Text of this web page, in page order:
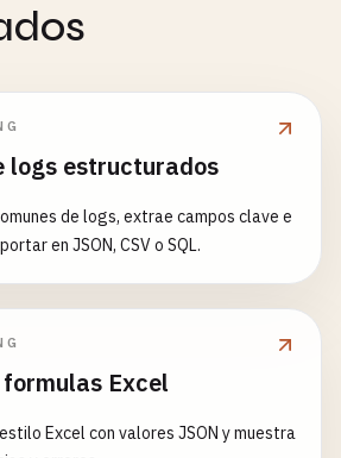
logs estructurados
de logs, extrae campos clave e
en JSON, CSV o SQL.
Excel
Excel con valores JSON y muestra